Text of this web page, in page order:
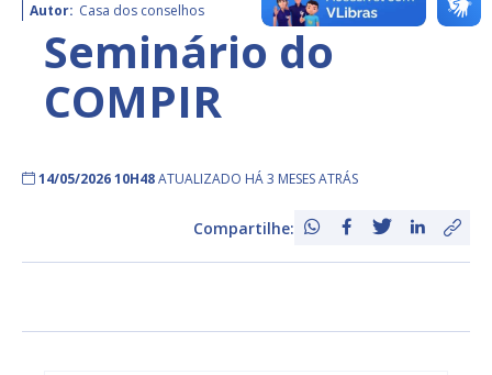
Autor: Casa dos conselhos
Seminário do
COMPIR
14/05/2026 10H48ATUALIZADO HÁ 3 MESES ATRÁS
Compartilhe: